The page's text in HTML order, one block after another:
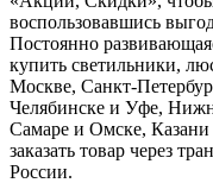
воспользовавшись
Постоянно
купить светильники,
Москве, Санкт-
Челябинске и Уфе,
Самаре и Омске,
заказать товар через
России.